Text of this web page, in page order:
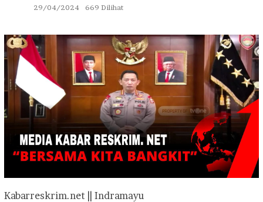
29/04/2024
669 Dilihat
Kabarreskrim.net || Indramayu